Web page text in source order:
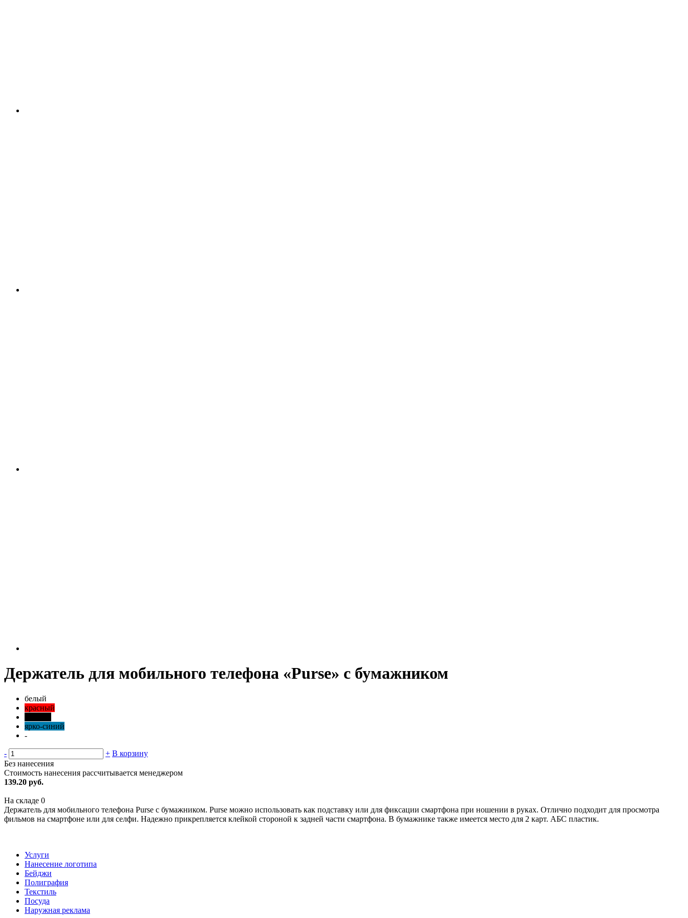
Держатель для мобильного телефона «Purse» с бумажником
белый
красный
ярко-синий
-
- + В корзину
Без нанесения
Стоимость нанесения рассчитывается менеджером
139.20 руб.
На складе 0
Держатель для мобильного телефона Purse с бумажником. Purse можно использовать как подставку или для фиксации смартфона при ношении в руках. Отлично подходит для просмотра
фильмов на смартфоне или для селфи. Надежно прикрепляется клейкой стороной к задней части смартфона. В бумажнике также имеется место для 2 карт. AБС пластик.
Услуги
Нанесение логотипа
Бейджи
Полиграфия
Текстиль
Посуда
Наружная реклама